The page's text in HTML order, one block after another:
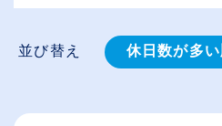
並び替え 休日数が多い